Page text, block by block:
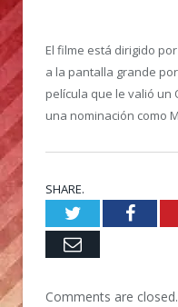
El filme está dirigido
a la pantalla grande
película que le valió un
una nominación como
SHARE.
Twitter
Email
Comments are closed.